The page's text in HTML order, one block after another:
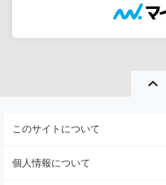
このサイトについて
個人情報について